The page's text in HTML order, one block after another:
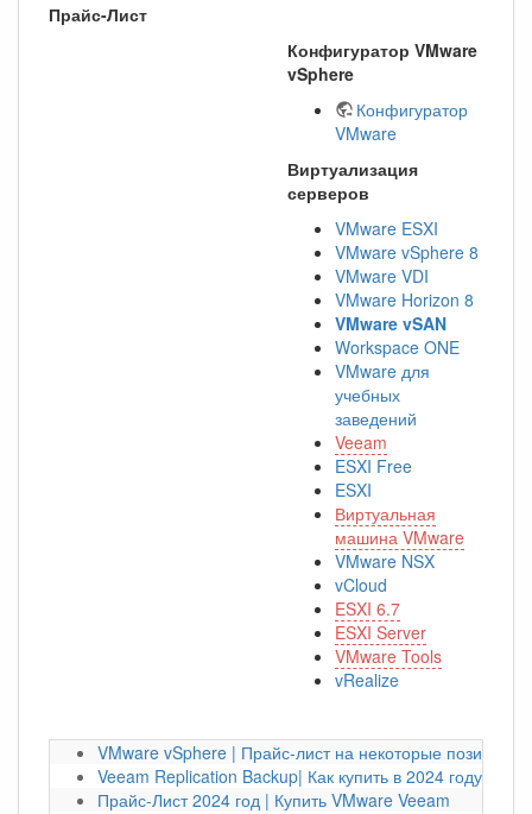
Конфигуратор VMware
vSphere
Конфигуратор
VMware
Виртуализация
серверов
VMware ESXI
VMware vSphere 8
VMware VDI
VMware Horizon 8
VMware vSAN
Workspace ONE
VMware для
учебных
заведений
Veeam
ESXI Free
ESXI
Виртуальная
машина VMware
VMware NSX
vCloud
ESXI 6.7
ESXI Server
VMware Tools
vRealize
Прайс-Лист
VMware vSphere | Прайс-лист на некоторые позиции
Veeam Replication Backup| Как купить в 2024 году?
Прайс-Лист 2024 год | Купить VMware Veeam